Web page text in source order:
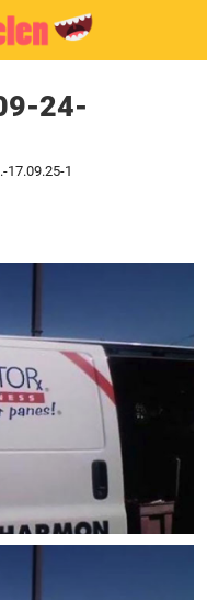
24-
17.09.25-1